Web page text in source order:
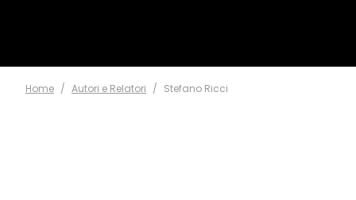
Home / Autori e Relatori / Stefano Ricci